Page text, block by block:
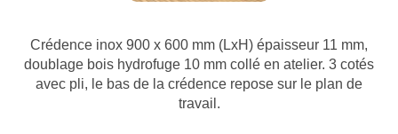
Crédence inox 900 x 600 mm (LxH) épaisseur 11 mm,
doublage bois hydrofuge 10 mm collé en atelier. 3 cotés
avec pli, le bas de la crédence repose sur le plan de
travail.